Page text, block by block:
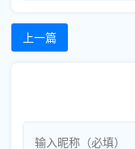
上一篇